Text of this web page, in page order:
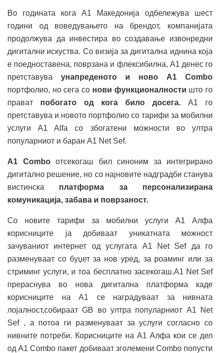
Во годината кога А1 Македонија одбележува шест
години од воведувањето на брендот, компанијата
продолжува да инвестира во создавање извонредни
дигитални искуства. Со визија за дигитална иднина која
е поедноставена, поврзана и флексибилна, А1 денес го
претставува унапреденото и ново A1 Combo
портфолио, но сега со нови функционалности што го
прават побогато од кога било досега. А1 го
претставува и новото портфолио со тарифи за мобилни
услуги A1 Alfa со збогатени можности во ултра
популарниот и баран A1 Net Sef.
A1 Comboотсекогаш бил синоним за интегрирано
дигитално решение, но со најновите надградби станува
вистинска платформа за персонализирана
комуникација, забава и поврзаност.
Со новите тарифи за мобилни услуги А1 Алфа
корисниците ја добиваат уникатната можност
зачуваниот интернет од услугата А1 Net Sef да го
разменуваат со буџет за нов уред, за роаминг или за
стриминг услуги, и тоа бесплатно засекогаш.A1 Net Sef
прераснува во нова дигитална платформа каде
корисниците на А1 се наградуваат за нивната
лојалност,собираат GB во ултра популарниот A1 Net
Sef , а потоа ги разменуваат за услуги согласно со
нивните потреби. Корисниците на А1 Алфа кои се дел
од A1 Combo пакет добиваат зголемени Combo попусти